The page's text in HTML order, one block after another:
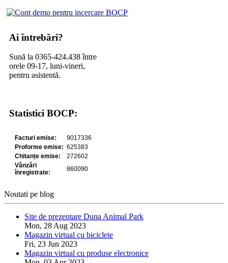
Ai întrebări?
Sună la 0365-424.438 între
orele 09-17, luni-vineri,
pentru asistentă.
Statistici BOCP:
Noutati pe blog
Site de prezentare Duna Animal Park
Mon, 28 Aug 2023
Magazin virtual cu biciclete
Fri, 23 Jun 2023
Magazin virtual cu produse electronice